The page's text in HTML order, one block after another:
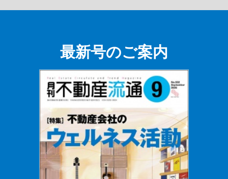
最新号のご案内